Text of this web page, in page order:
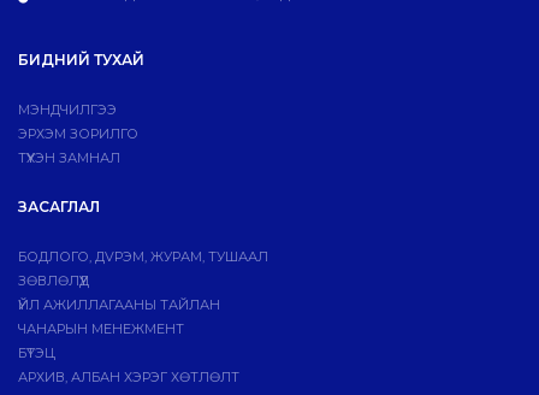
БИДНИЙ ТУХАЙ
МЭНДЧИЛГЭЭ
ЭРХЭМ ЗОРИЛГО
ТҮҮХЭН ЗАМНАЛ
ЗАСАГЛАЛ
БОДЛОГО, ДVРЭМ, ЖУРАМ, ТУШААЛ
ЗӨВЛӨЛҮҮД
ҮЙЛ АЖИЛЛАГААНЫ ТАЙЛАН
ЧАНАРЫН МЕНЕЖМЕНТ
БҮТЭЦ
АРХИВ, АЛБАН ХЭРЭГ ХӨТЛӨЛТ